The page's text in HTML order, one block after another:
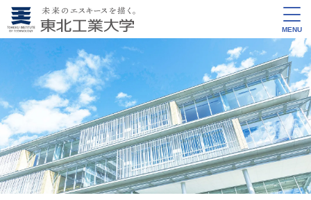
MENU